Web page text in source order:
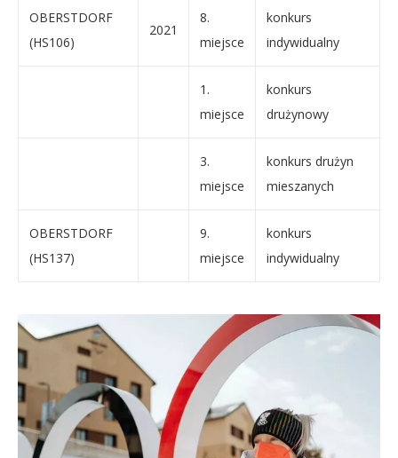
OBERSTDORF
(HS106)
2021
8.
miejsce
konkurs
indywidualny
1.
miejsce
konkurs
drużynowy
3.
miejsce
konkurs drużyn
mieszanych
OBERSTDORF
(HS137)
9.
miejsce
konkurs
indywidualny